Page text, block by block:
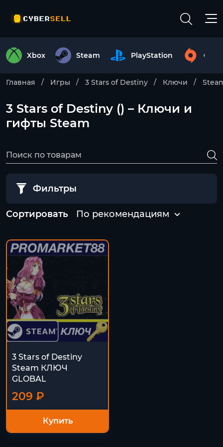
Xbox Steam PlayStation
Главная Игры 3 Stars of Destiny Ключи
3 Stars of Destiny () – Ключи и
гифты Steam
Фильтры
Сортировать По рекомендациям
3 Stars of Destiny
Steam КЛЮЧ
GLOBAL
209 ₽
Купить